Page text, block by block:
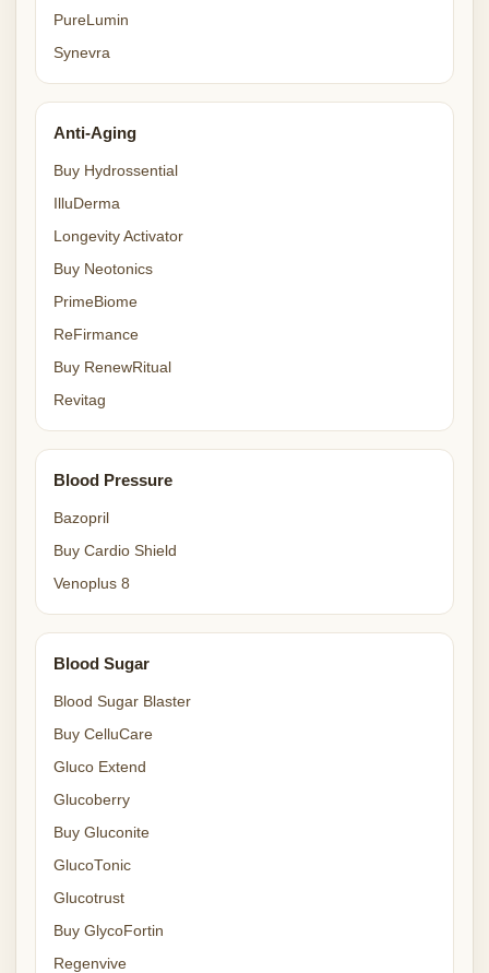
PureLumin
Synevra
Anti-Aging
Buy Hydrossential
IlluDerma
Longevity Activator
Buy Neotonics
PrimeBiome
ReFirmance
Buy RenewRitual
Revitag
Blood Pressure
Bazopril
Buy Cardio Shield
Venoplus 8
Blood Sugar
Blood Sugar Blaster
Buy CelluCare
Gluco Extend
Glucoberry
Buy Gluconite
GlucoTonic
Glucotrust
Buy GlycoFortin
Regenvive